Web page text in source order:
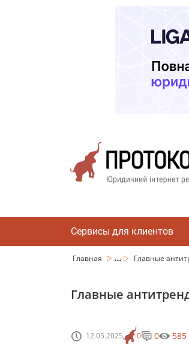
Сервисы для клиентов
Главная ... Главные
Главные
12.05.2025 0 0 585